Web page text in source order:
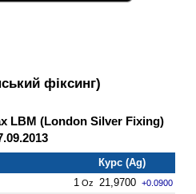
фіксинг)
LBM (London Silver Fixing)
Курс (Ag)
1 Oz 21,9700 +0.0900